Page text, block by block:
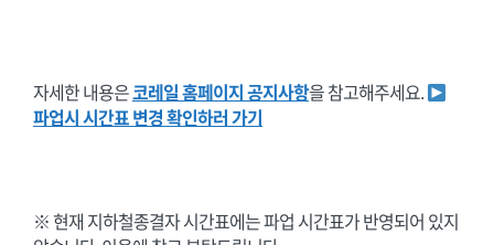
자세한 내용은코레일 홈페이지 공지사항을 참고해주세요.
파업시 시간표 변경 확인하러 가기
※ 현재 지하철종결자 시간표에는 파업 시간표가 반영되어 있지